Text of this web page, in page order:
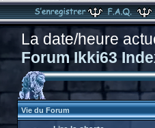
La date/heure
Forum Ikki63
Vie du Forum